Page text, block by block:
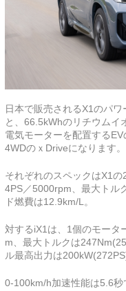
日本で販売されるX1のパ
と、66.5kWhのリチウムイ
電気モーターを配置する
4WDのｘDriveになります。
それぞれのスペックはX1
4PS／5000rpm、最大トル
ド燃費は12.9km/L。
対するiX1は、1個のモータ
m、最大トルクは
ル最高出力は
0-100km/h加速性能は5.6